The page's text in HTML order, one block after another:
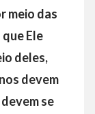
meio das
Ele
deles,
devem
se